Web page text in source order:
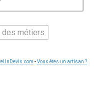
des métiers
-Vous êtes un artisan ?